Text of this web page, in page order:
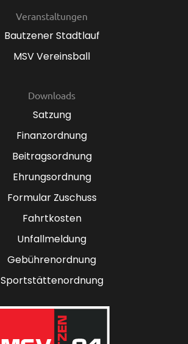
Veranstaltungen
Bautzener Stadtlauf
MSV Vereinsball
Downloads
Satzung
Finanzordnung
Beitragsordnung
Ehrungsordnung
Formular Zuschuss
Fahrtkosten
Unfallmeldung
Gebührenordnung
Sportstättenordnung